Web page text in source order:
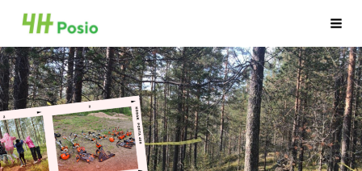
Siirry
sivun
sisältöön
4H Posio